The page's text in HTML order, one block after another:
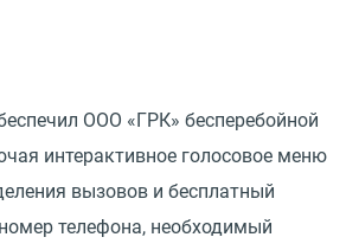
ООО «ГРК» бесперебойной
интерактивное голосовое меню
вызовов и бесплатный
телефона, необходимый